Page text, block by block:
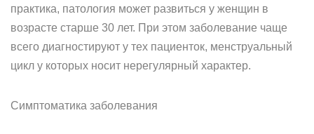
практика, патология может развиться у женщин в
возрасте старше 30 лет. При этом заболевание чаще
всего диагностируют у тех пациенток, менструальный
цикл у которых носит нерегулярный характер.
Симптоматика заболевания